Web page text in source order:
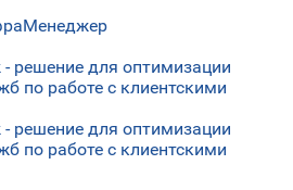
- решение для оптимизации
по работе с клиентскими
- решение для оптимизации
по работе с клиентскими